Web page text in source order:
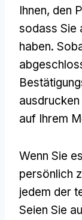
Ihnen, den
sodass Sie
haben.
auf Ihrem
Wenn Sie
persönlich
jedem der
Seien Sie